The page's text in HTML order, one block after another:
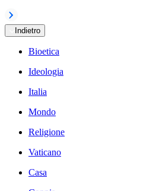
Indietro
Bioetica
Ideologia
Italia
Mondo
Religione
Vaticano
Casa